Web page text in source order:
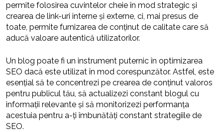
permite folosirea cuvintelor cheie în mod strategic și
crearea de link-uri interne și externe, ci, mai presus de
toate, permite furnizarea de conținut de calitate care să
aducă valoare autentică utilizatorilor.
Un blog poate fi un instrument puternic în optimizarea
SEO dacă este utilizat în mod corespunzător. Astfel, este
esențial să te concentrezi pe crearea de conținut valoros
pentru publicul tău, să actualizezi constant blogul cu
informații relevante și să monitorizezi performanța
acestuia pentru a-ți îmbunătăți constant strategiile de
SEO.